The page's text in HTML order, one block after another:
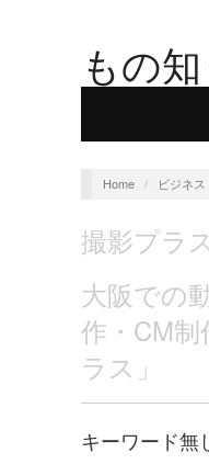
もの
Home / ビジネス
撮影プラ
大阪での
作・CM
ラス」
キーワード無